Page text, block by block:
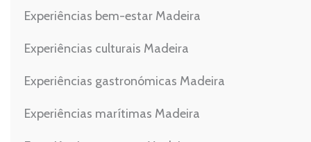
Experiências bem-estar Madeira
Experiências culturais Madeira
Experiências gastronómicas Madeira
Experiências marítimas Madeira